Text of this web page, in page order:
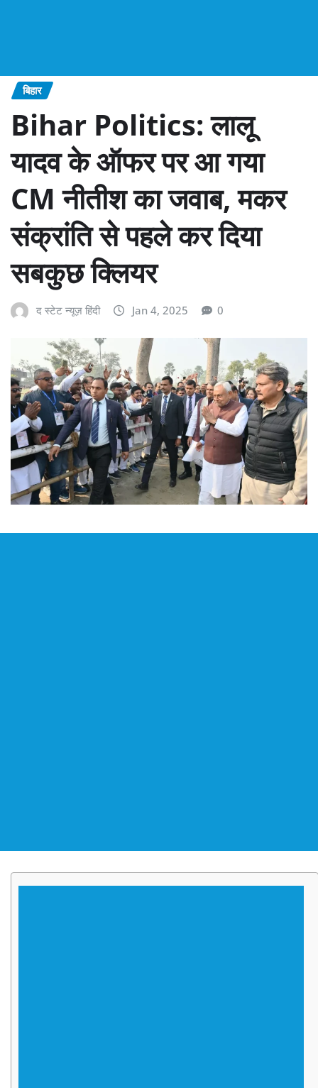
बिहार
Bihar Politics: लालू
यादव के ऑफर पर आ गया
CM नीतीश का जवाब, मकर
संक्रांति से पहले कर दिया
सबकुछ क्लियर
द स्टेट न्यूज़ हिंदी Jan 4, 2025 0